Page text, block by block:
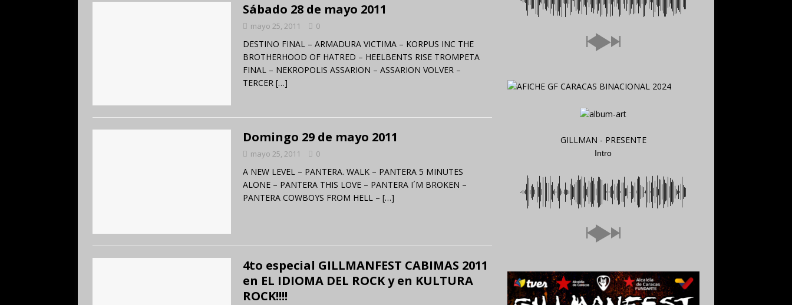
Sábado 28 de mayo 2011
mayo 25, 2011 0
DESTINO FINAL – ARMADURA VICTIMA – KORPUS INC THE
BROTHERHOOD OF HATRED – HEELBENTS RISE TROMPETA
FINAL – NEKROPOLIS ASSARION – ASSARION VOLVER –
TERCER […]
Domingo 29 de mayo 2011
mayo 25, 2011 0
A NEW LEVEL – PANTERA. WALK – PANTERA 5 MINUTES
ALONE – PANTERA THIS LOVE – PANTERA I´M BROKEN –
PANTERA COWBOYS FROM HELL – […]
4to especial GILLMANFEST CABIMAS 2011
en EL IDIOMA DEL ROCK y en KULTURA
ROCK!!!!
GILLMAN - PRESENTE
Intro